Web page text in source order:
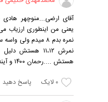
آقای ارضی...منوچهر
نمره بدم ۸ میدم
نمرش ۱۱،۱۲
هستش ....رحمان ۱۴۰۰ و آینه بغل با یک پایان بی معنی تمام می‌شود
0 لایک پاسخ دهید